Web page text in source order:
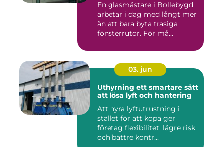
En glasmästare i Bollebygd
arbetar i dag med långt mer
än att bara byta trasiga
fönsterrutor. För må...
03. jun
Uthyrning ett smartare sätt
att lösa lyft och hantering
Att hyra lyftutrustning i
stället för att köpa ger
företag flexibilitet, lägre risk
och bättre kontr...